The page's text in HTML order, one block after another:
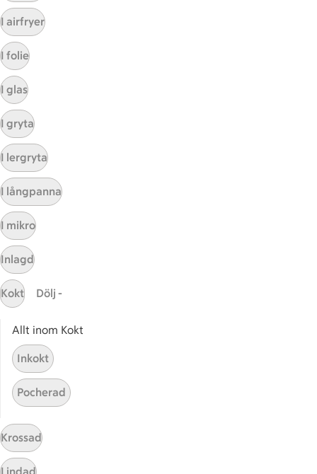
Här hittar du alla goda recept du har sparat och
Sidfot
Start
Få snabbt svar
FAQ
Bli stammis på ICA
ICAs inspirationsmejl
Prenumerera
Handla
Handla online
ICAs matkasse
Catering
I airfryer
I folie
I glas
I gryta
I lergryta
I långpanna
I mikro
Inlagd
Kokt Dölj -
Allt inom Kokt
Inkokt
Pocherad
Krossad